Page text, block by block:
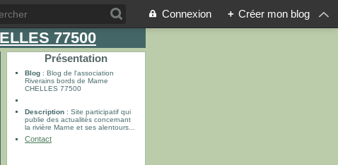
Connexion + Créer mon blog
77500
Présentation
Blog : Blog de l'association
Riverains bords de Marne
CHELLES 77500
Description : Site participatif qui
publie des actualités concernant
la rivière Marne et ses alentours...
Contact